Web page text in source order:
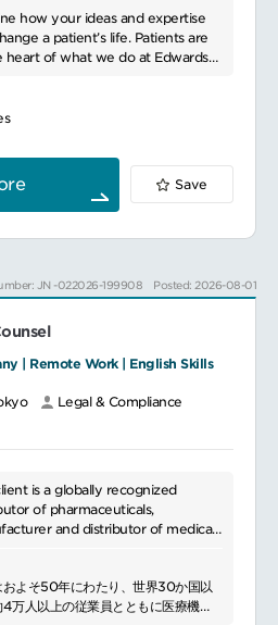
務部門と連携した制度運用および株
連の法務サポート
口業務
件や法務リスクの整理、社内関係者と
案件推進
るレビュー・支援
的財産関連業務各種ビジネス保険の
商標等の知的財産関連業務のサポート
・調整
務については、必要に応じてUK法務
や外部法律事務所、弁理士等の専門家
sell, and service medical
for the treatment and
of severe cardiovascular
disease treatment, as well as
systems. We emphasize
protection, social
and corporate governance
promoting sustainable
how your ideas and expertise
a patient’s life. Patients are
heart of what we do at Edwards
and enable our ongoing
As part of the team, whether
analysis, forecasting, or
financial information, your
of accurate financial business
on the company's ethics and
practice standards, industry
global risk assessment and
risks ;
and procedures, development of
testing templates and metrics
and trending, and providing
ensure a culture of ethics and
by closely partnering with
Save
JN -022026-199908 Posted: 2026-08-01
| Remote Work | English Skills
Legal & Compliance
is a globally recognized
of pharmaceuticals,
and distributor of medical
facilities.
およそ50年にわたり、世界30か国以
万人以上の従業員とともに医療機